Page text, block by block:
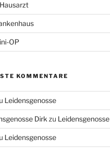
OP
KOMMENTARE
Leidensgenosse
Dirk zu Leidensgenosse
Leidensgenosse